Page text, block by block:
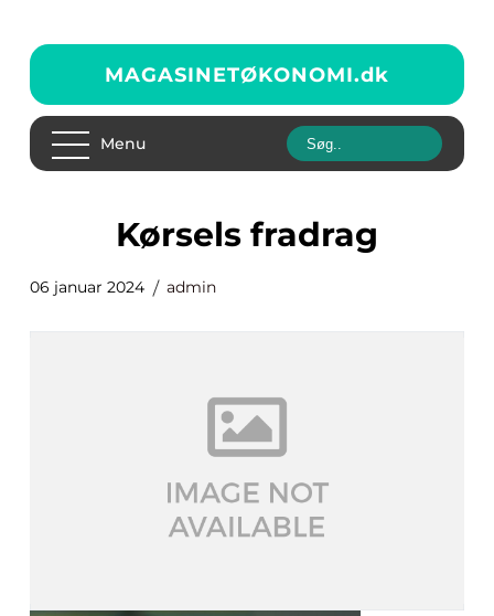
MAGASINETØKONOMI.dk
Menu
kørsels fradrag
06 januar 2024 admin